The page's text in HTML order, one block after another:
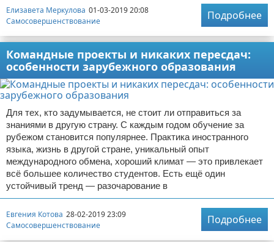
Елизавета Меркулова 01-03-2019 20:08
Самосовершенствование
Подробнее
Командные проекты и никаких пересдач:
особенности зарубежного образования
Для тех, кто задумывается, не стоит ли отправиться за
знаниями в другую страну. С каждым годом обучение за
рубежом становится популярнее. Практика иностранного
языка, жизнь в другой стране, уникальный опыт
международного обмена, хороший климат — это привлекает
всё большее количество студентов. Есть ещё один
устойчивый тренд — разочарование в
Евгения Котова 28-02-2019 23:09
Самосовершенствование
Подробнее